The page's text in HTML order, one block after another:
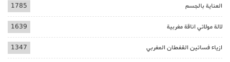
العناية بالجسم 1785
لالة مولاتي اناقة مغربية 1639
ازياء فساتين القفطان المغربي 1347